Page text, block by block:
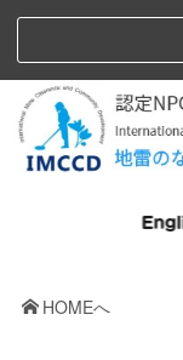
HOMEへ